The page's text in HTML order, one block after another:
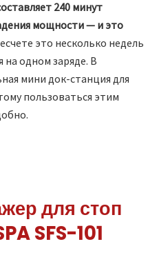
240 минут
мощности — и это
это несколько недель
на одном заряде. В
мини док-станция для
пользоваться этим
для стоп
SFS-101